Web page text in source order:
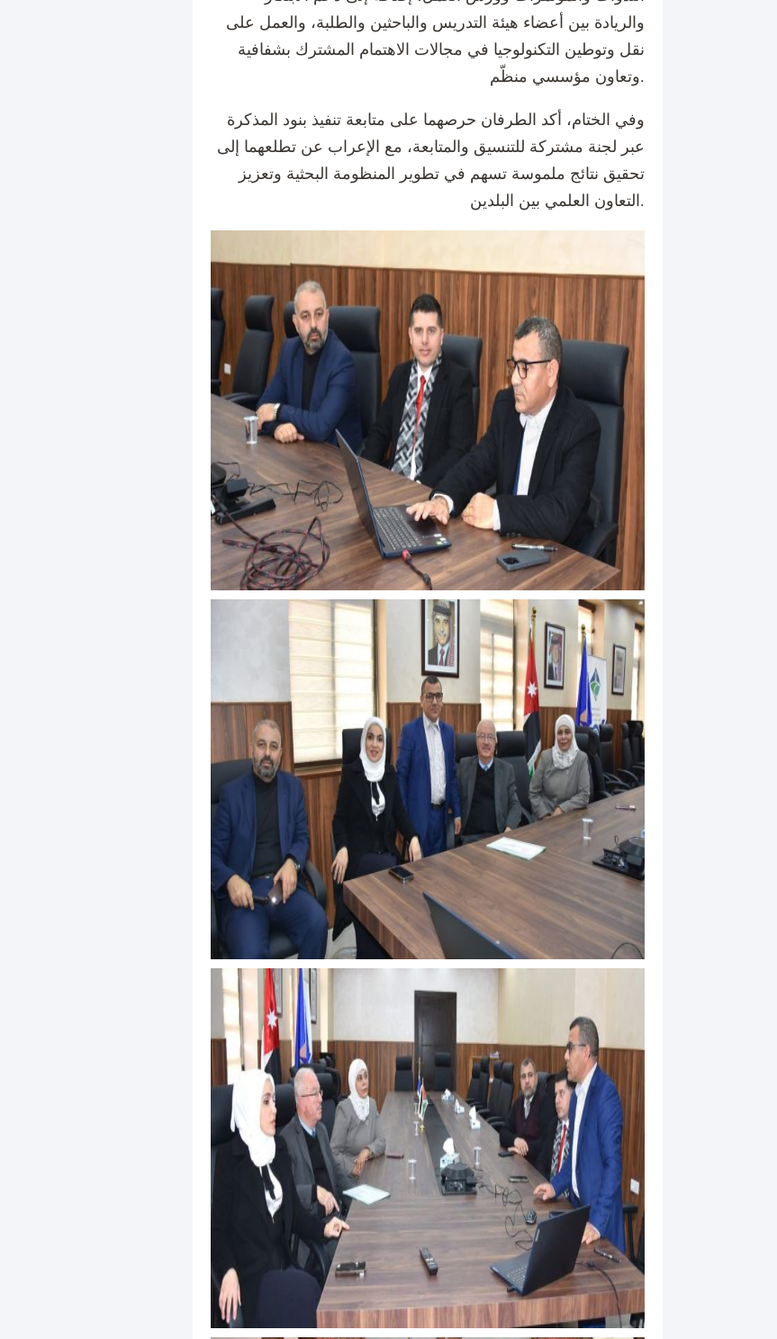
والريادة بين أعضاء هيئة التدريس والباحثين والطلبة، والعمل على
نقل وتوطين التكنولوجيا في مجالات الاهتمام المشترك بشفافية
وتعاون مؤسسي منظّم.
وفي الختام، أكد الطرفان حرصهما على متابعة تنفيذ بنود المذكرة
عبر لجنة مشتركة للتنسيق والمتابعة، مع الإعراب عن تطلعهما إلى
تحقيق نتائج ملموسة تسهم في تطوير المنظومة البحثية وتعزيز
التعاون العلمي بين البلدين.